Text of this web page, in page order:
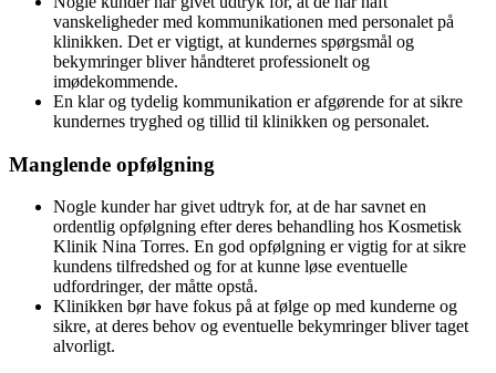
vanskeligheder med kommunikationen med personalet på
klinikken. Det er vigtigt, at kundernes spørgsmål og
bekymringer bliver håndteret professionelt og
imødekommende.
En klar og tydelig kommunikation er afgørende for at sikre
kundernes tryghed og tillid til klinikken og personalet.
Manglende opfølgning
Nogle kunder har givet udtryk for, at de har savnet en
ordentlig opfølgning efter deres behandling hos Kosmetisk
Klinik Nina Torres. En god opfølgning er vigtig for at sikre
kundens tilfredshed og for at kunne løse eventuelle
udfordringer, der måtte opstå.
Klinikken bør have fokus på at følge op med kunderne og
sikre, at deres behov og eventuelle bekymringer bliver taget
alvorligt.